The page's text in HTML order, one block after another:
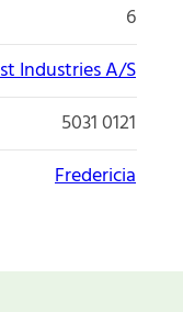
6
Industries A/S
5031 0121
Fredericia